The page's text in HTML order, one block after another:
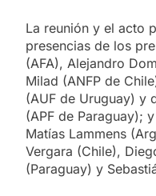
La reunión y el acto
presencias de los
(AFA), Alejandro
Milad (ANFP de
(AUF de Uruguay) y
(APF de Paraguay);
Matías Lammens
Vergara (Chile),
(Paraguay) y